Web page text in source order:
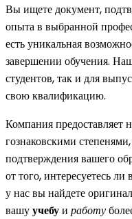
Вы ищете документ,
опыта в выбранной
есть уникальная
завершении обучения.
студентов, так и для
свою квалификацию.
Компания предоставляет
гознаковскими
подтверждения вашего
от того, интересуетесь
у нас вы найдете
вашуучебуи работу